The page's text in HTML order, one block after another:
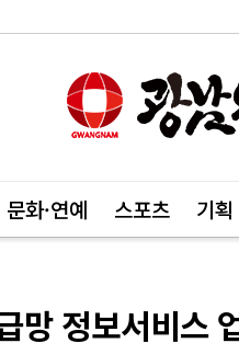
문화·연예 스포츠 기획
망 정보서비스